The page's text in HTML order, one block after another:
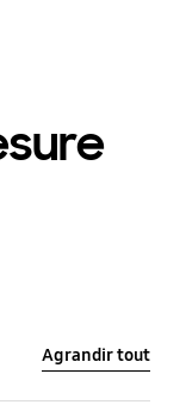
Agrandir tout